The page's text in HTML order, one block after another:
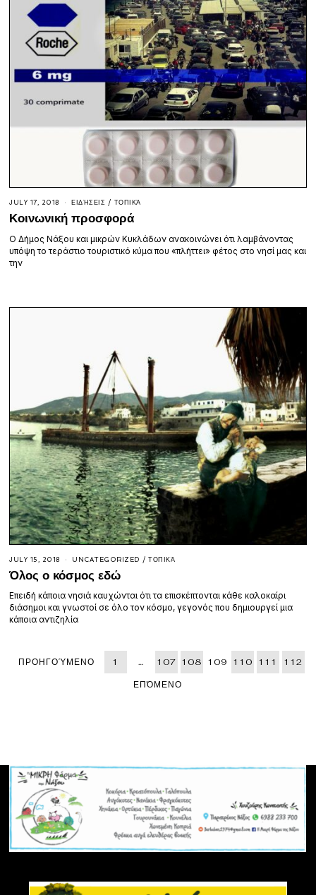
JULY 17, 2018 ΕΙΔΉΣΕΙΣ / ΤΟΠΙΚΆ
Κοινωνική προσφορά
Ο Δήμος Νάξου και μικρών Κυκλάδων ανακοινώνει ότι λαμβάνοντας
υπόψη το τεράστιο τουριστικό κύμα που «πλήττει» φέτος στο νησί μας και
την
JULY 15, 2018 UNCATEGORIZED / ΤΟΠΙΚΆ
Όλος ο κόσμος εδώ
Επειδή κάποια νησιά καυχώνται ότι τα επισκέπτονται κάθε καλοκαίρι
διάσημοι και γνωστοί σε όλο τον κόσμο, γεγονός που δημιουργεί μια
κάποια αντιζηλία
ΠΡΟΗΓΟΎΜΕΝΟ 1 … 107 108 109 110 111
112
ΕΠΌΜΕΝΟ